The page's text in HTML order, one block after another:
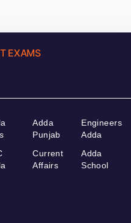
EXAMS
Adda
Punjab
Current
Affairs
Engineers
Adda
Adda
School